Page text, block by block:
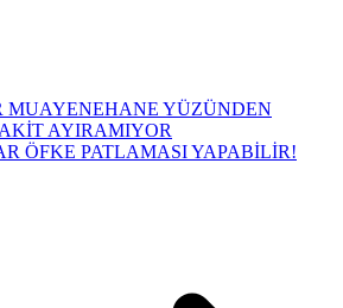
MUAYENEHANE YÜZÜNDEN
AYIRAMIYOR
ÖFKE PATLAMASI YAPABİLİR!